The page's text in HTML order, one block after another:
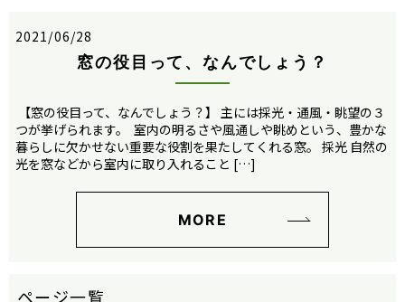
2021/06/28
窓の役目って、なんでしょう？
【窓の役目って、なんでしょう？】 主には採光・通風・眺望の３
つが挙げられます。 室内の明るさや風通しや眺めという、豊かな
暮らしに欠かせない重要な役割を果たしてくれる窓。 採光 自然の
光を窓などから室内に取り入れること […]
MORE